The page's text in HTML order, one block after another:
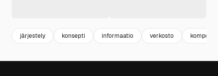
järjestely konsepti informaatio verkosto